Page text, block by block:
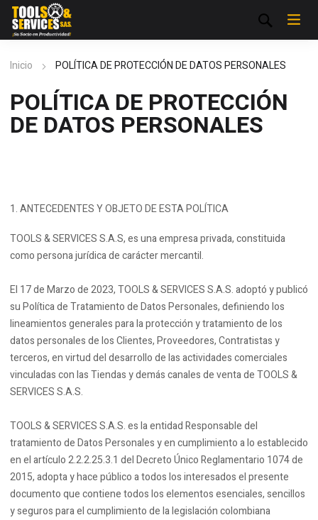
Inicio POLÍTICA DE PROTECCIÓN DE DATOS PERSONALES
POLÍTICA DE PROTECCIÓN
DE DATOS PERSONALES
ANTECEDENTES Y OBJETO DE ESTA POLÍTICA
TOOLS & SERVICES S.A.S, es una empresa privada, constituida
como persona jurídica de carácter mercantil.
El 17 de Marzo de 2023, TOOLS & SERVICES S.A.S. adoptó y publicó
su Política de Tratamiento de Datos Personales, definiendo los
lineamientos generales para la protección y tratamiento de los
datos personales de los Clientes, Proveedores, Contratistas y
terceros, en virtud del desarrollo de las actividades comerciales
vinculadas con las Tiendas y demás canales de venta de TOOLS &
SERVICES S.A.S.
TOOLS & SERVICES S.A.S. es la entidad Responsable del
tratamiento de Datos Personales y en cumplimiento a lo establecido
en el artículo 2.2.2.25.3.1 del Decreto Único Reglamentario 1074 de
2015, adopta y hace público a todos los interesados el presente
documento que contiene todos los elementos esenciales, sencillos
y seguros para el cumplimiento de la legislación colombiana